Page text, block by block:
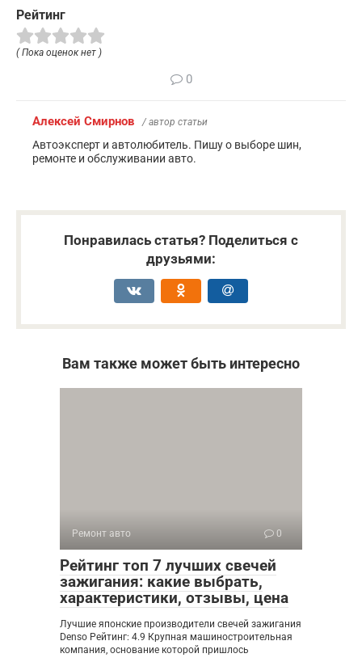
Рейтинг
( Пока оценок нет )
0
Алексей Смирнов / автор статьи
Автоэксперт и автолюбитель. Пишу о выборе шин,
ремонте и обслуживании авто.
Понравилась статья? Поделиться с
друзьями:
Вам также может быть интересно
Ремонт авто 0
Рейтинг топ 7 лучших свечей
зажигания: какие выбрать,
характеристики, отзывы, цена
Лучшие японские производители свечей зажигания
Denso Рейтинг: 4.9 Крупная машиностроительная
компания, основание которой пришлось